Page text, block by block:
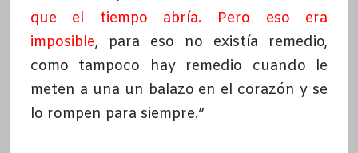
que el tiempo abría. Pero eso era
imposible, para eso no existía remedio,
como tampoco hay remedio cuando le
meten a una un balazo en el corazón y se
lo rompen para siempre.”